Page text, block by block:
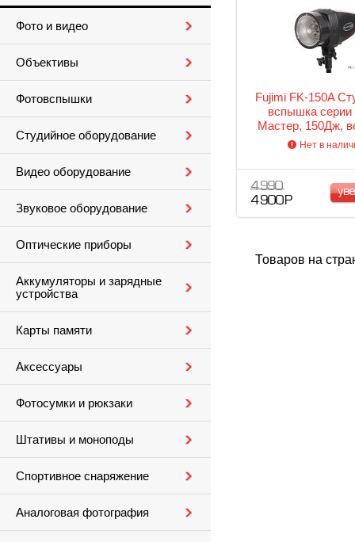
Фото и видео
Объективы
Фотовспышки
Студийное оборудование
Видео оборудование
Звуковое оборудование
Оптические приборы
Аккумуляторы и зарядные
устройства
Карты памяти
Аксессуары
Фотосумки и рюкзаки
Штативы и моноподы
Спортивное снаряжение
Аналоговая фотография
Fujimi FK-150A
вспышка
Мастер, 150Дж,
число
1/2000-1/800 с.
Нет в
4 990
4 900 Р
Товаров на